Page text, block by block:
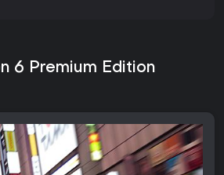
6 Premium Edition